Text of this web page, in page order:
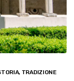
, TRADIZIONE